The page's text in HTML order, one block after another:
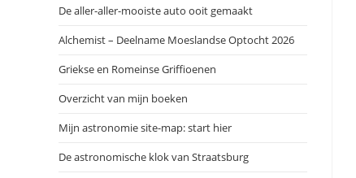
De aller-aller-mooiste auto ooit gemaakt
Alchemist – Deelname Moeslandse Optocht 2026
Griekse en Romeinse Griffioenen
Overzicht van mijn boeken
Mijn astronomie site-map: start hier
De astronomische klok van Straatsburg